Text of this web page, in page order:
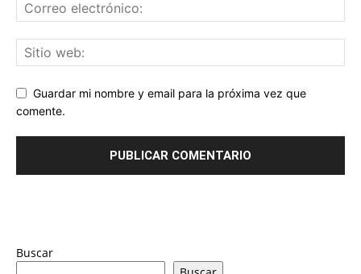
Guardar mi nombre y email para la próxima vez que
comente.
Buscar